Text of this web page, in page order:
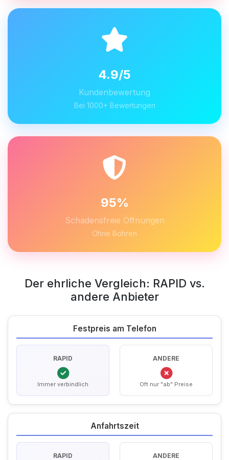
4.9/5
Kundenbewertung
Bei 1000+ Bewertungen
95%
Schadensfreie Öffnungen
Ohne Bohren
Der ehrliche Vergleich: RAPID vs.
andere Anbieter
Festpreis am Telefon
RAPID
Immer verbindlich
ANDERE
Oft nur "ab" Preise
Anfahrtszeit
RAPID ANDERE